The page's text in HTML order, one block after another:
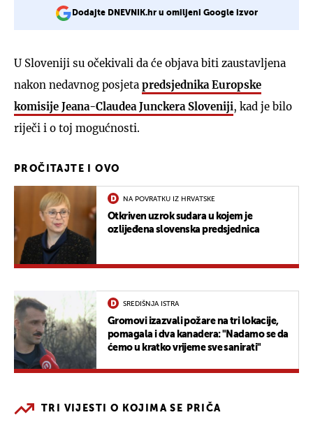
Dodajte DNEVNIK.hr u omiljeni Google izvor
U Sloveniji su očekivali da će objava biti zaustavljena
nakon nedavnog posjeta predsjednika Europske
komisije Jeana-Claudea Junckera Sloveniji, kad je bilo
riječi i o toj mogućnosti.
PROČITAJTE I OVO
NA POVRATKU IZ HRVATSKE
Otkriven uzrok sudara u kojem je
ozlijeđena slovenska predsjednica
SREDIŠNJA ISTRA
Gromovi izazvali požare na tri lokacije,
pomagala i dva kanadera: "Nadamo se da
ćemo u kratko vrijeme sve sanirati"
TRI VIJESTI O KOJIMA SE PRIČA